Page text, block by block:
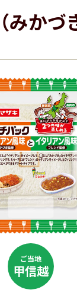
かづ
ご当地
甲信越